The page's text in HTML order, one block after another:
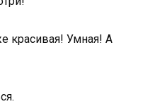
красивая! Умная! А